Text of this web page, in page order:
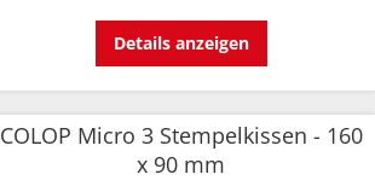
Details anzeigen
COLOP Micro 3 Stempelkissen - 160
x 90 mm